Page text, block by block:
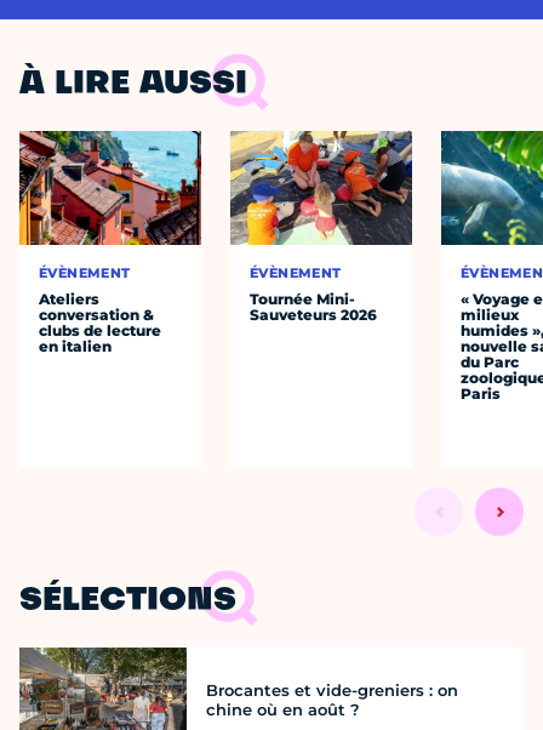
À LIRE AUSSI
ÉVÈNEMENT
Ateliers
conversation &
clubs de lecture
en italien
ÉVÈNEMENT
Tournée Mini-
Sauveteurs 2026
« Voyage
milieux
humides
nouvelle
du Parc
Paris
SÉLECTIONS
Brocantes et vide-greniers : on
chine où en août ?